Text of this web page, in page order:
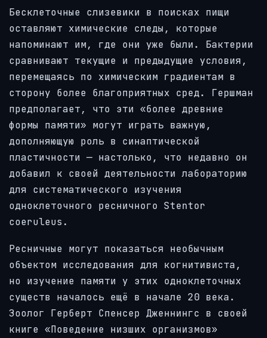
Бесклеточные слизевики в поисках пищи
оставляют химические следы, которые
напоминают им, где они уже были. Бактерии
сравнивают текущие и предыдущие условия,
перемещаясь по химическим градиентам в
сторону более благоприятных сред. Гершман
предполагает, что эти «более древние
формы памяти» могут играть важную,
дополняющую роль в синаптической
пластичности — настолько, что недавно он
добавил к своей деятельности лабораторию
для систематического изучения
одноклеточного ресничного Stentor
coeruleus.
Ресничные могут показаться необычным
объектом исследования для когнитивиста,
но изучение памяти у этих одноклеточных
существ началось ещё в начале 20 века.
Зоолог Герберт Спенсер Дженнингс в своей
книге «Поведение низших организмов»